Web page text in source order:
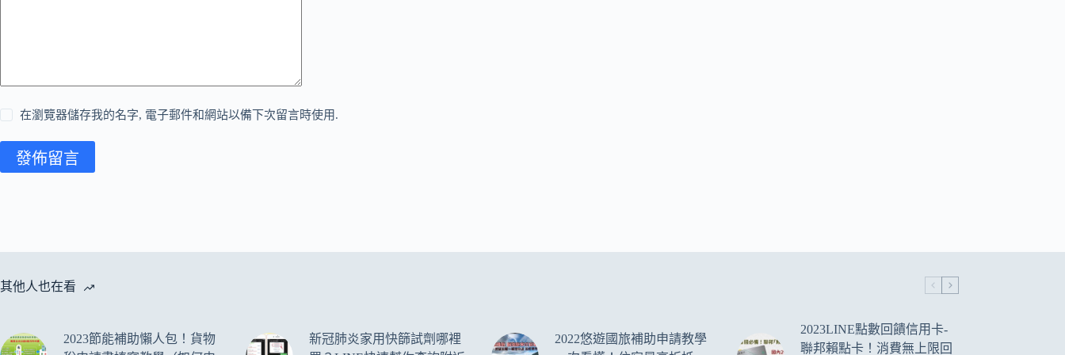
在瀏覽器儲存我的名字, 電子郵件和網站以備下次留言時使用.
發佈留言
其他人也在看
2023節能補助懶人包！貨物
新冠肺炎家用快篩試劑哪裡
2022悠遊國旅補助申請教學
2023LINE點數回饋信用卡-
聯邦賴點卡！消費無上限回